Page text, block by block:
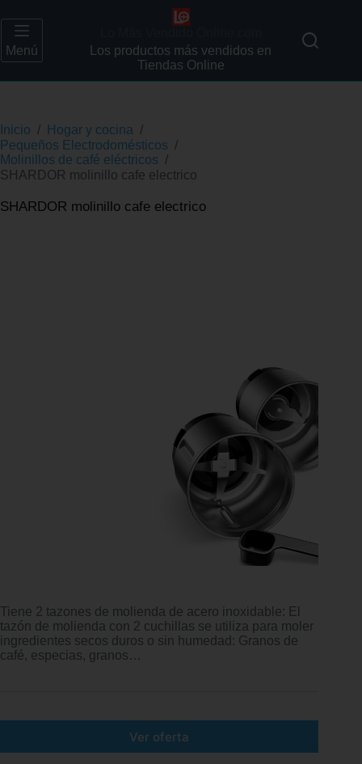
Menú
Los productos más vendidos en
Tiendas Online
Inicio / Hogar y cocina /
Pequeños Electrodomésticos /
Molinillos de café eléctricos /
SHARDOR molinillo cafe electrico
SHARDOR molinillo cafe electrico
Tiene 2 tazones de molienda de acero inoxidable: El
tazón de molienda con 2 cuchillas se utiliza para moler
ingredientes secos duros o sin humedad: Granos de
café, especias, granos…
Ver oferta